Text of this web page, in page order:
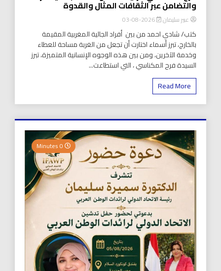
والتضامن عبر الثقافات المثال والقدوة
عبير سليمان 2026-08-03
كتب/ شادي احمد من بين أفراد الجالية المغربية المقيمة
بالخارج، تبرز أسماء اختارت أن تجعل من الغربة مساحة للعطاء
وخدمة الآخرين، ومن بين هذه الوجوه الإنسانية المتميزة، تبرز
السيدة فرح المكناسي ، التي استطاعت...
Read More